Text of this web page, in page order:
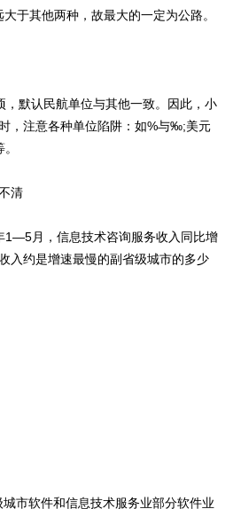
于其他两种，故最大的一定为公路。
默认民航单位与其他一致。因此，小
，注意各种单位陷阱：如%与‰;美元
清
月，信息技术咨询服务收入同比增
入约是增速最慢的副省级城市的多少
软件和信息技术服务业部分软件业